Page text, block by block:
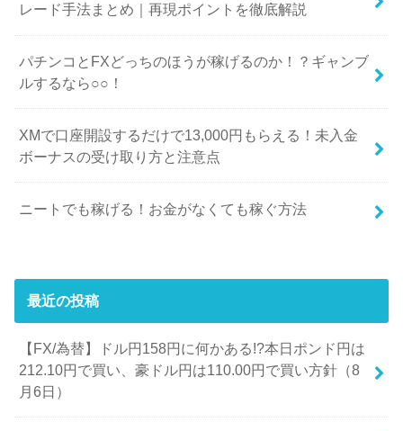
レード手法まとめ｜再現ポイントを徹底解説
パチンコとFXどっちのほうが稼げるのか！？ギャンブ
ルするなら○○！
XMで口座開設するだけで13,000円もらえる！未入金
ボーナスの受け取り方と注意点
ニートでも稼げる！お金がなくても稼ぐ方法
最近の投稿
【FX/為替】ドル円158円に何かある!?本日ポンド円は
212.10円で買い、豪ドル円は110.00円で買い方針（8
月6日）